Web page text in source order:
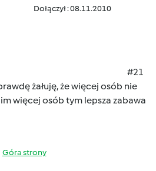
Dołączył : 08.11.2010
#21
żałuję, że więcej osób nie
więcej osób tym lepsza zabawa
Góra strony